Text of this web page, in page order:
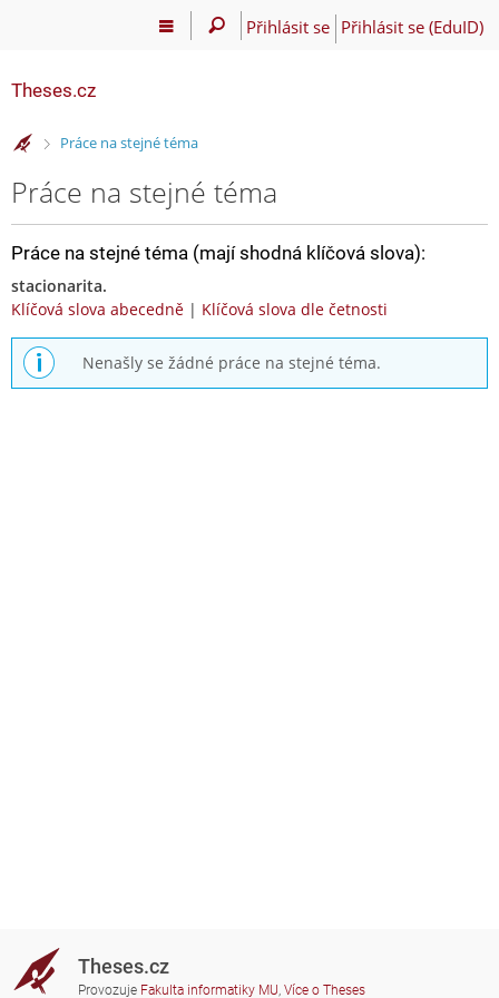
Přihlásit se Přihlásit se (EduID)
Theses.cz
>Práce na stejné téma
Práce na stejné téma
Práce na stejné téma (mají shodná klíčová slova):
stacionarita.
Klíčová slova abecedně | Klíčová slova dle četnosti
Nenašly se žádné práce na stejné téma.
Theses.cz
Provozuje Fakulta informatiky MU, Více o Theses